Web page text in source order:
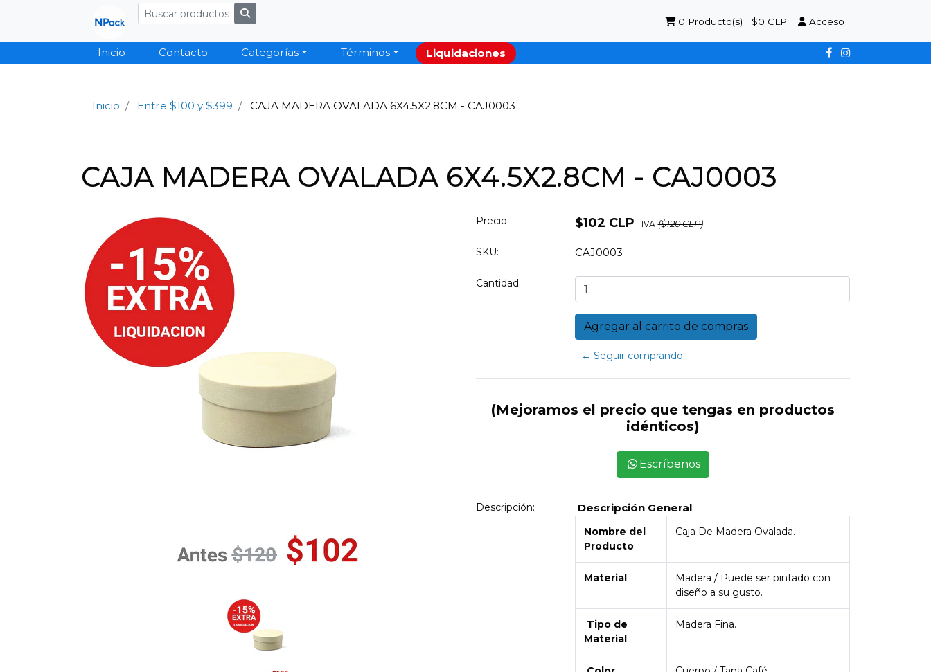
0 Producto(s) | $0 CLP Acceso
Inicio Contacto Categorías Términos Liquidaciones
Inicio Entre $100 y $399 CAJA MADERA OVALADA 6X4.5X2.8CM - CAJ0003
CAJA MADERA OVALADA 6X4.5X2.8CM - CAJ0003
Precio: $102 CLP+ IVA ($120 CLP)
SKU: CAJ0003
Cantidad:
← Seguir comprando
(Mejoramos el precio que tengas en productos
idénticos)
Escríbenos
Descripción: Descripción General
Nombre del
Producto
Caja De Madera Ovalada.
Material
Madera / Puede ser pintado con
diseño a su gusto.
Tipo de
Material
Madera Fina.